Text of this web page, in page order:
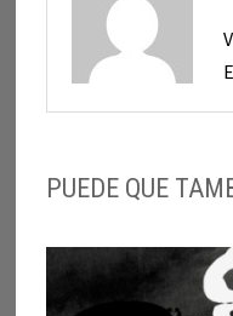
PUEDE QUE